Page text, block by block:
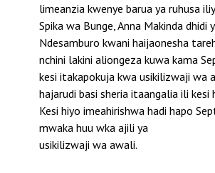
limeanzia kwenye barua ya ruhusa
Spika wa Bunge, Anna Makinda dhidi
Ndesamburo kwani haijaonesha
nchini lakini aliongeza kuwa kama
kesi itakapokuja kwa usikilizwaji wa
hajarudi basi sheria itaangalia ili kesi
Kesi hiyo imeahirishwa hadi hapo
mwaka huu wka ajili ya
usikilizwaji wa awali.